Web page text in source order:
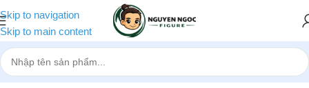
Skip to navigation
Skip to main content
Trang chủ»Cửa hàng»Loa bluetooth Bose Soundlink Micro